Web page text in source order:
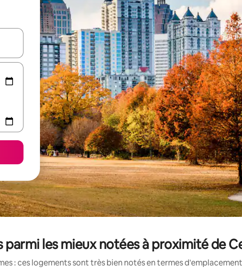
vers le haut et vers le bas pour les parcourir ou en appuyant et en
parmi les mieux notées à proximité de
: ces logements sont très bien notés en termes